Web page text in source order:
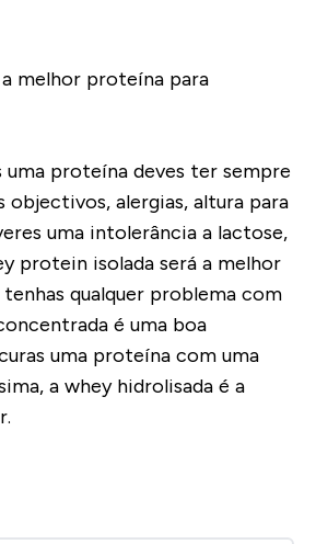
melhor proteína para
uma proteína deves ter sempre
objectivos, alergias, altura para
uma intolerância a lactose,
protein isolada será a melhor
qualquer problema com
é uma boa
uma proteína com uma
a whey hidrolisada é a